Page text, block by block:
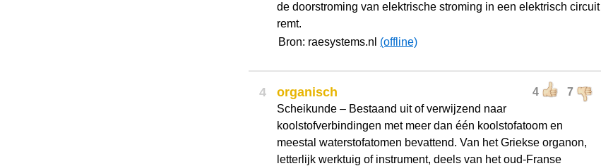
de doorstroming van elektrische stroming in een elektrisch circuit
remt.
Bron: raesystems.nl (offline)
4 4 7
organisch
Scheikunde – Bestaand uit of verwijzend naar
koolstofverbindingen met meer dan één koolstofatoom en
meestal waterstofatomen bevattend. Van het Griekse organon,
letterlijk werktuig of instrument, deels van het oud-Franse